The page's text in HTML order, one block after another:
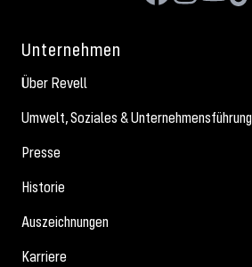
Unternehmen
Über Revell
Umwelt, Soziales & Unternehmensführung
Presse
Historie
Auszeichnungen
Karriere